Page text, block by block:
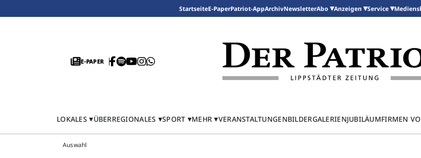
StartseiteE-PaperPatriot-AppArchivNewsletterAbo Anzeigen Service
E-PAPER
LOKALES ÜBERREGIONALES SPORT MEHR VERANSTALTUNGENBILDERGALERIENJUBILÄUMFIRMEN
Auswahl